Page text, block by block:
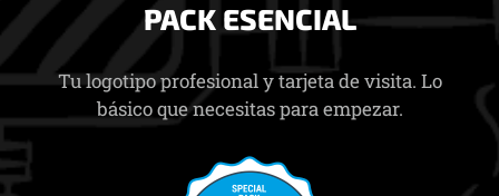
PACK ESENCIAL
Tu logotipo profesional y tarjeta de visita. Lo
básico que necesitas para empezar.